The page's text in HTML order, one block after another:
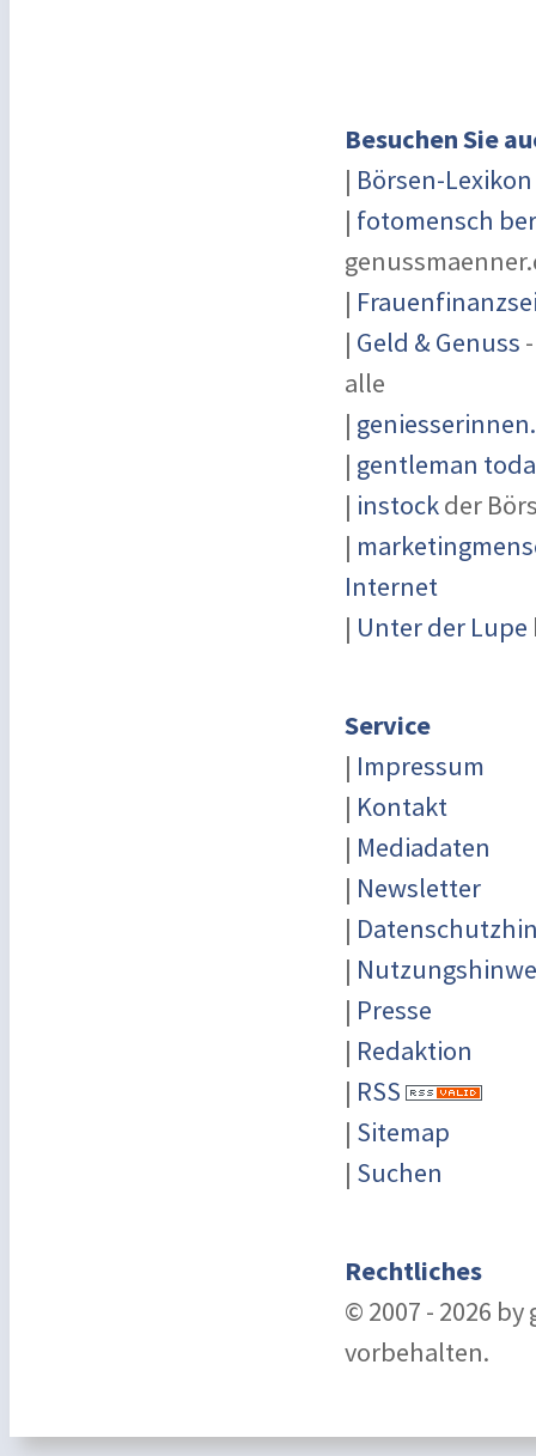
Besuchen Sie
| Börsen-Lexikon
| fotomensch
|
| Geld & Genuss
alle
|
| gentleman
| instockder
|
Internet
| Unter der Lupe
Service
| Impressum
| Kontakt
| Mediadaten
| Newsletter
|
|
| Presse
| Redaktion
| RSS
| Sitemap
| Suchen
Rechtliches
© 2007 - 2026
vorbehalten.